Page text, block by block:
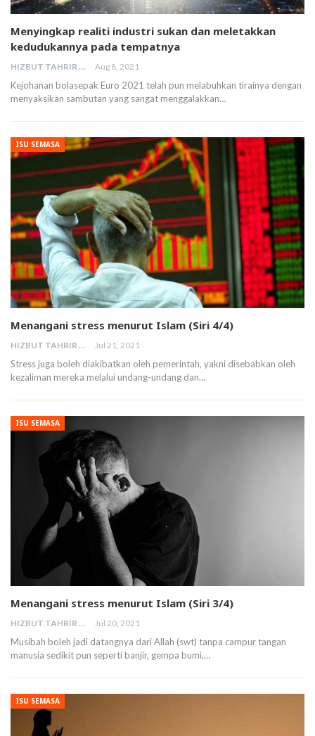
Menyingkap realiti industri sukan dan meletakkan
kedudukannya pada tempatnya
HIZBUT TAHRIR MALAYSIA Aug 8, 2021
Kejohanan bolasepak Euro 2021 telah pun melabuhkan tirainya dengan
menyaksikan sambutan yang sangat menggalakkan…
ISU SEMASA
Menangani stress menurut Islam (Siri 4/4)
HIZBUT TAHRIR MALAYSIA Jul 21, 2021
Stress juga boleh diakibatkan oleh pemerintah, yakni disebabkan oleh
kezaliman mereka melalui undang-undang dan…
ISU SEMASA
Menangani stress menurut Islam (Siri 3/4)
HIZBUT TAHRIR MALAYSIA Jul 20, 2021
Musibah boleh jadi datangnya dari Allah (swt) tanpa campur tangan
manusia sedikit pun seperti banjir, gempa bumi,…
ISU SEMASA